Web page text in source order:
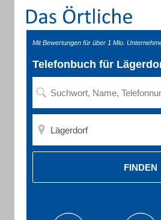
Mit Bewertungen für über 1 Mio.
Telefonbuch für
FINDEN